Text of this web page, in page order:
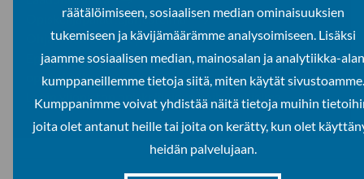
räätälöimiseen, sosiaalisen median ominaisuuksien
tukemiseen ja kävijämäärämme analysoimiseen. Lisäksi
jaamme sosiaalisen median, mainosalan ja analytiikka-alan
kumppaneillemme tietoja siitä, miten käytät sivustoamme.
Kumppanimme voivat yhdistää näitä tietoja muihin
joita olet antanut heille tai joita on kerätty, kun olet
heidän palvelujaan.
Opiskelijapalautejärjestelmä
Ohjauksen eettiset periaatteet
Epäasiallinen kohtelu, häirintä ja kiusaaminen – apua
opiskelijalle
Lapin yliopiston opiskelijoiden päihdeohjelma